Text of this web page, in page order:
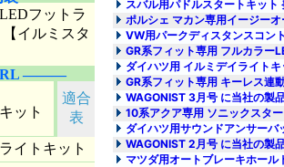
スバル用パドルスタートキット
ポルシェ マカン専用イージー
VW用パークディスタンスコン
GR系フィット専用 フルカラー
ダイハツ用 イルミデイライト
GR系フィット専用 キーレス連
WAGONIST 3月号 に当社の製
10系アクア専用 ソニックスタ
ダイハツ用サウンドアンサーバ
WAGONIST 2月号 に当社の製
マツダ用オートブレーキホール